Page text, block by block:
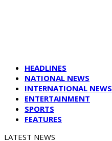
HEADLINES
NATIONAL NEWS
INTERNATIONAL NEWS
ENTERTAINMENT
SPORTS
FEATURES
LATEST NEWS